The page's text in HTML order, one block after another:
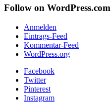
Follow on WordPress.com
Anmelden
Eintrags-Feed
Kommentar-Feed
WordPress.org
Facebook
Twitter
Pinterest
Instagram